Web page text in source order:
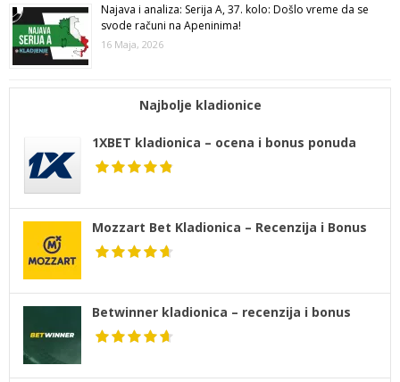
Najava i analiza: Serija A, 37. kolo: Došlo vreme da se
svode računi na Apeninima!
16 Maja, 2026
Najbolje kladionice
1XBET kladionica – ocena i bonus ponuda
Mozzart Bet Kladionica – Recenzija i Bonus
Betwinner kladionica – recenzija i bonus